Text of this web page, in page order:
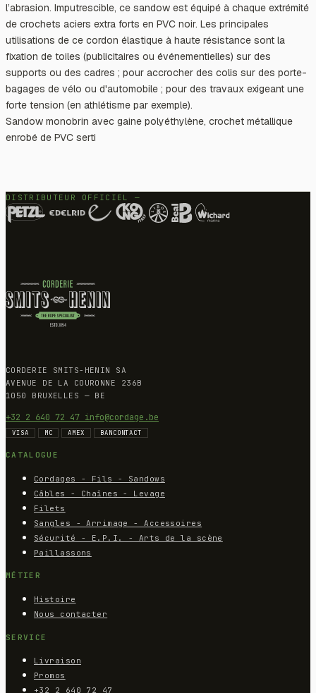
l’abrasion. Imputrescible, ce sandow est équipé à chaque extrémité
de crochets aciers extra forts en PVC noir. Les principales
utilisations de ce cordon élastique à haute résistance sont la
fixation de toiles (publicitaires ou événementielles) sur des
supports ou des cadres ; pour accrocher des colis sur des porte-
bagages de vélo ou d'automobile ; pour des travaux exigeant une
forte tension (en athlétisme par exemple).
Sandow monobrin avec gaine polyéthylène, crochet métallique
enrobé de PVC serti
DISTRIBUTEUR OFFICIEL —
CORDERIE SMITS-HENIN SA
AVENUE DE LA COURONNE 236B
1050 BRUXELLES — BE
+32 2 640 72 47 info@cordage.be
VISA MC AMEX BANCONTACT
CATALOGUE
Cordages - Fils - Sandows
Câbles - Chaînes - Levage
Filets
Sangles - Arrimage - Accessoires
Sécurité - E.P.I. - Arts de la scène
Paillassons
MÉTIER
Histoire
Nous contacter
SERVICE
Livraison
Promos
+32 2 640 72 47